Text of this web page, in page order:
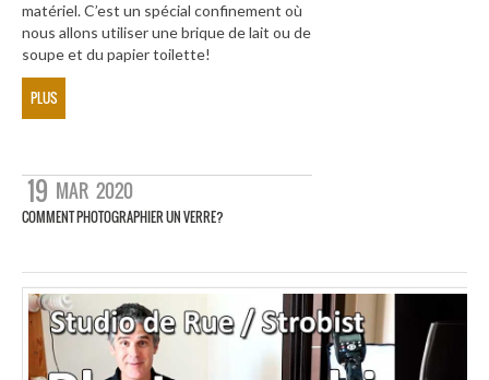
matériel. C’est un spécial confinement où
nous allons utiliser une brique de lait ou de
soupe et du papier toilette!
PLUS
19 MAR 2020
COMMENT PHOTOGRAPHIER UN VERRE?